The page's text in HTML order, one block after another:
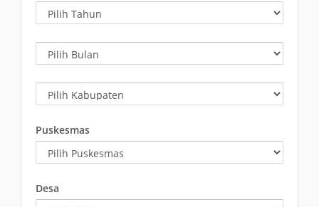
Tahun
Bulan
Kabupaten
Puskesmas
Desa